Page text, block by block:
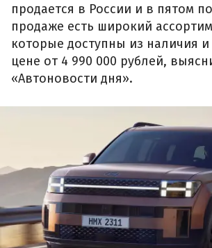
продается в России и в пятом
продаже есть широкий
которые доступны из наличия и
цене от 4 990 000 рублей,
«Автоновости дня».